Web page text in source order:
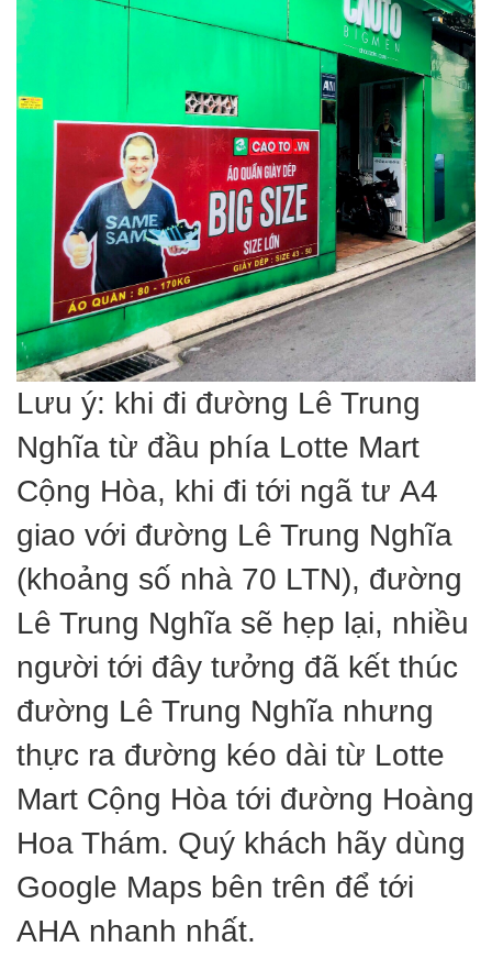
Lưu ý: khi đi đường Lê Trung
Nghĩa từ đầu phía Lotte Mart
Cộng Hòa, khi đi tới ngã tư A4
giao với đường Lê Trung Nghĩa
(khoảng số nhà 70 LTN), đường
Lê Trung Nghĩa sẽ hẹp lại, nhiều
người tới đây tưởng đã kết thúc
đường Lê Trung Nghĩa nhưng
thực ra đường kéo dài từ Lotte
Mart Cộng Hòa tới đường Hoàng
Hoa Thám. Quý khách hãy dùng
Google Maps bên trên để tới
AHA nhanh nhất.